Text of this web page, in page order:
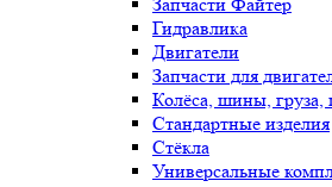
Гидравлика
Двигатели
Запчасти для
Колёса, шины, груза,
Стандартные изделия
Стёкла
Универсальные